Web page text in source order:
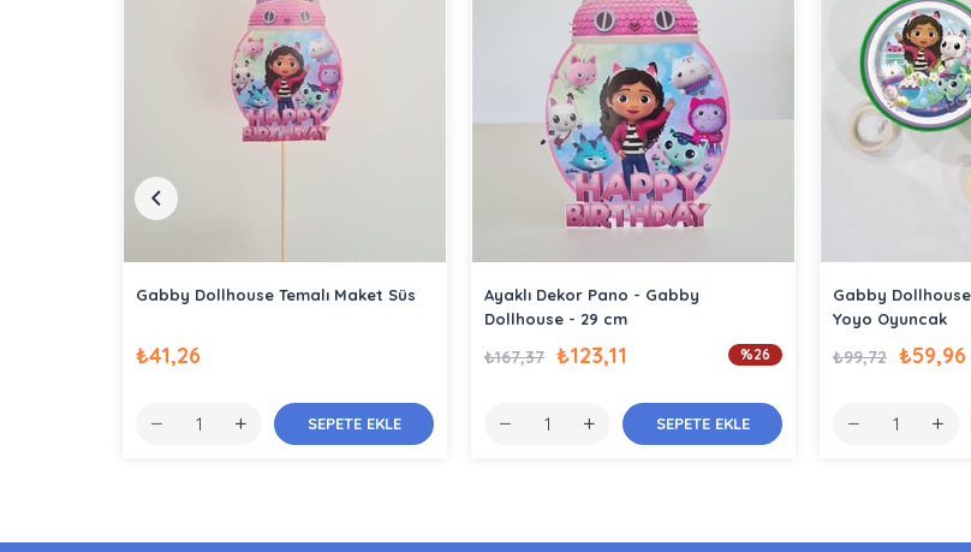
Gabby Dollhouse Temalı Maket Süs
₺41,26
SEPETE EKLE
Ayaklı Dekor Pano - Gabby
Dollhouse - 29 cm
₺123,11
₺167,37
SEPETE EKLE
%26
Gabby
Yoyo Oyuncak
₺59,96
₺99,72